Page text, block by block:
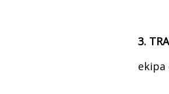
3.
ekipa